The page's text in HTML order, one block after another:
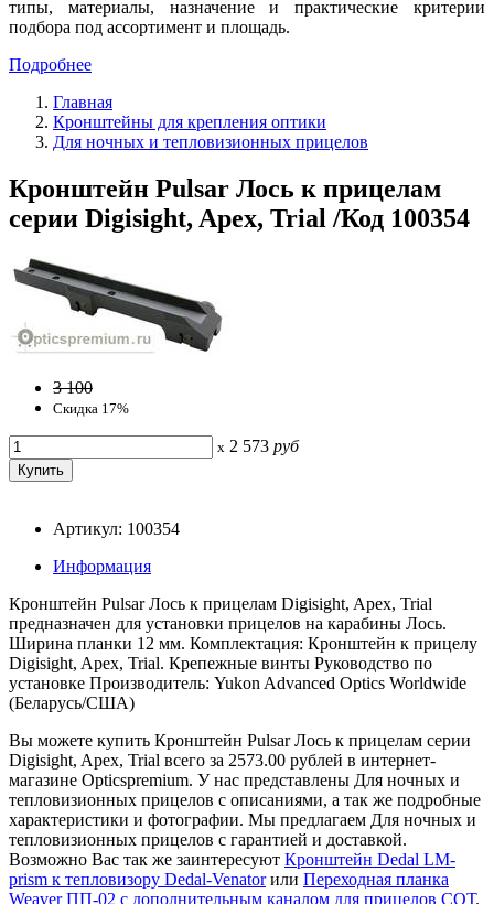
типы, материалы, назначение и практические критерии
подбора под ассортимент и площадь.
Подробнее
Главная
Кронштейны для крепления оптики
Для ночных и тепловизионных прицелов
Кронштейн Pulsar Лось к прицелам
серии Digisight, Apex, Trial /Код 100354
3 100
Скидка 17%
x 2 573 руб
Артикул: 100354
Информация
Кронштейн Pulsar Лось к прицелам Digisight, Apex, Trial
предназначен для установки прицелов на карабины Лось.
Ширина планки 12 мм. Комплектация: Кронштейн к прицелу
Digisight, Apex, Trial. Крепежные винты Руководство по
установке Производитель: Yukon Advanced Optics Worldwide
(Беларусь/США)
Вы можете купить Кронштейн Pulsar Лось к прицелам серии
Digisight, Apex, Trial всего за 2573.00 рублей в интернет-
магазине Opticspremium. У нас представлены Для ночных и
тепловизионных прицелов с описаниями, а так же подробные
характеристики и фотографии. Мы предлагаем Для ночных и
тепловизионных прицелов с гарантией и доставкой.
Возможно Вас так же заинтересуют Кронштейн Dedal LM-
prism к тепловизору Dedal-Venatorили Переходная планка
Weaver ПП-02 с дополнительным каналом для прицелов СОТ.